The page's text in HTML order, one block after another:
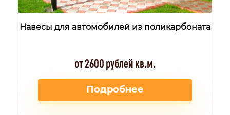
Навесы для автомобилей из поликарбоната
от 2600 рублей кв.м.
Подробнее